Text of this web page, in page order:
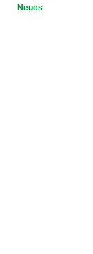
Neues